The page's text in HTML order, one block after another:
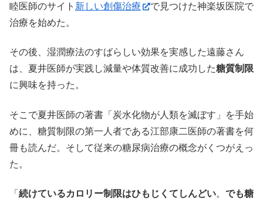
睦医師のサイト 新しい創傷治療
で見つけた神楽坂医院で
治療を始めた。
その後、湿潤療法のすばらしい効果を実感した遠藤さん
は、夏井医師が実践し減量や体質改善に成功した糖質制限
に興味を持った。
そこで夏井医師の著書「炭水化物が人類を滅ぼす」を手始
めに、糖質制限の第一人者である江部康二医師の著書を何
冊も読んだ。そして従来の糖尿病治療の概念がくつがえっ
た。
「 続けているカロリー制限はひもじくてしんどい。 でも糖